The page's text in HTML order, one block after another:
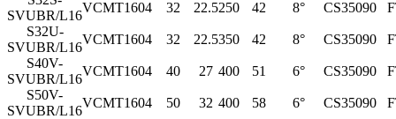
SVUBR/L16
VCMT1604 32 22.5250 42 8° CS35090
S32U-
SVUBR/L16
VCMT1604 32 22.5350 42 8° CS35090
S40V-
SVUBR/L16
VCMT1604 40 27 400 51 6° CS35090
S50V-
SVUBR/L16
VCMT1604 50 32 400 58 6° CS35090